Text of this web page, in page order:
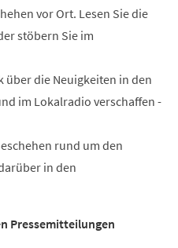
vor Ort. Lesen Sie die
stöbern Sie im
über die Neuigkeiten in den
im Lokalradio verschaffen -
rund um den
in den
Pressemitteilungen